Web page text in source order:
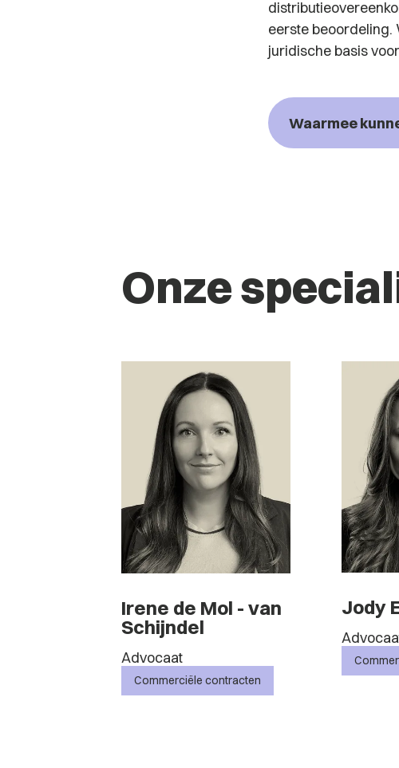
eerste beoordeling.
juridische basis
Waarmee
Onze
Irene de Mol - van
Schijndel
Advocaat
Commerciële contracten
Jody